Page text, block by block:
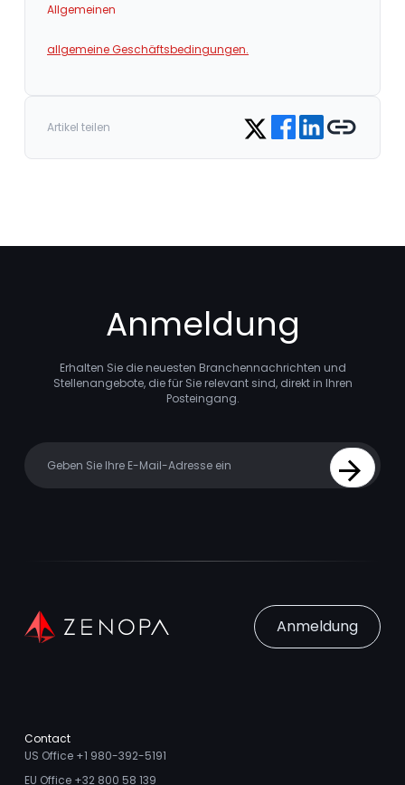
Allgemeinen
allgemeine Geschäftsbedingungen.
Artikel teilen Share on Twitter
Share on Facebook
Share on LinkedIn
Copy link
Anmeldung
Erhalten Sie die neuesten Branchennachrichten und
Stellenangebote, die für Sie relevant sind, direkt in Ihren
Posteingang.
Sign Up
Anmeldung
Contact
US Office +1 980-392-5191
EU Office +32 800 58 139